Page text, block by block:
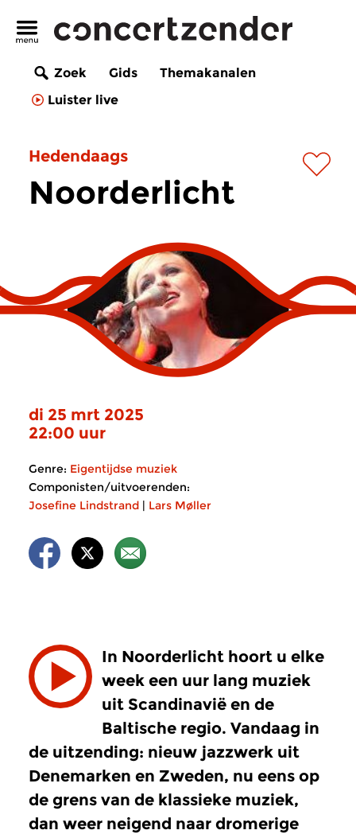
Zoek Gids
Themakanalen
Luister live
Hedendaags
Noorderlicht
di 25 mrt 2025
22:00 uur
Genre: Eigentijdse muziek
Componisten/uitvoerenden:
Josefine Lindstrand | Lars Møller
In Noorderlicht hoort u elke
week een uur lang muziek
uit Scandinavië en de
Baltische regio. Vandaag in
de uitzending: nieuw jazzwerk uit
Denemarken en Zweden, nu eens op
de grens van de klassieke muziek,
dan weer neigend naar dromerige